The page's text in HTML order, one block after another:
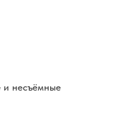
и несъёмные